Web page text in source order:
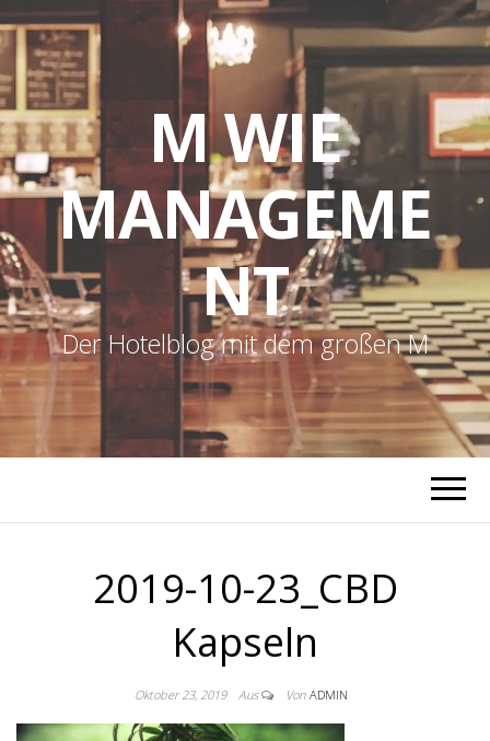
M WIE
MANAGEME
NT
Der Hotelblog mit dem großen M
2019-10-23_CBD
Kapseln
Oktober 23, 2019 Aus Von ADMIN